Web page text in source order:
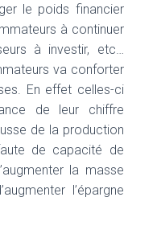
le poids financier
à continuer
à investir, etc…
va conforter
En effet celles-ci
de leur chiffre
de la production
de capacité de
la masse
l’épargne